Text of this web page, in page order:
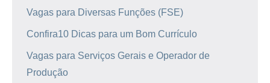
Vagas para Diversas Funções (FSE)
Confira10 Dicas para um Bom Currículo
Vagas para Serviços Gerais e Operador de
Produção